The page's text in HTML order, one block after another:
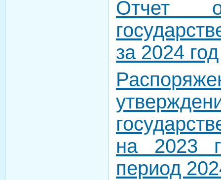
Отчет
за 2024 год
на 2023
период